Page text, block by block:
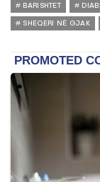
BARISHTET
SHEQERI NË GJAK